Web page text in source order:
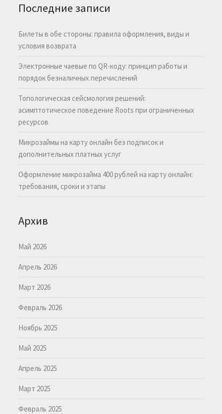
Последние записи
Билеты в обе стороны: правила оформления, виды и
условия возврата
Электронные чаевые по QR-коду: принцип работы и
порядок безналичных перечислений
Топологическая сейсмология решений:
асимптотическое поведение Roots при ограниченных
ресурсов
Микрозаймы на карту онлайн без подписок и
дополнительных платных услуг
Оформление микрозайма 400 рублей на карту онлайн:
требования, сроки и этапы
Архив
Май 2026
Апрель 2026
Март 2026
Февраль 2026
Ноябрь 2025
Май 2025
Апрель 2025
Март 2025
Февраль 2025